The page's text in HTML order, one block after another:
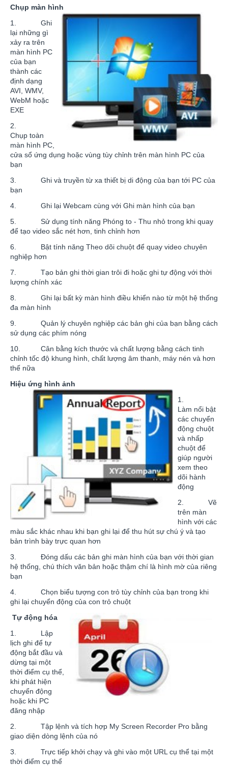
Chụp màn hình
1. Ghi
lại những gì
xảy ra trên
màn hình PC
của bạn
thành các
định dạng
AVI, WMV,
WebM hoặc
EXE
2.
Chụp toàn
màn hình PC,
cửa sổ ứng dụng hoặc vùng tùy chỉnh trên màn hình PC của
bạn
3. Ghi và truyền từ xa thiết bị di động của bạn tới PC của
bạn
4. Ghi lại Webcam cùng với Ghi màn hình của bạn
5. Sử dụng tính năng Phóng to - Thu nhỏ trong khi quay
để tạo video sắc nét hơn, tinh chỉnh hơn
6. Bật tính năng Theo dõi chuột để quay video chuyên
nghiệp hơn
7. Tạo bản ghi thời gian trôi đi hoặc ghi tự động với thời
lượng chính xác
8. Ghi lại bất kỳ màn hình điều khiển nào từ một hệ thống
đa màn hình
9. Quản lý chuyên nghiệp các bản ghi của bạn bằng cách
sử dụng các phím nóng
10. Cân bằng kích thước và chất lượng bằng cách tinh
chỉnh tốc độ khung hình, chất lượng âm thanh, máy nén và hơn
thế nữa
Hiệu ứng hình ảnh
1.
Làm nổi bật
các chuyển
động chuột
và nhấp
chuột để
giúp người
xem theo
dõi hành
động
2. Vẽ
trên màn
hình với các
màu sắc khác nhau khi bạn ghi lại để thu hút sự chú ý và tạo
bản trình bày trực quan hơn
3. Đóng dấu các bản ghi màn hình của bạn với thời gian
hệ thống, chú thích văn bản hoặc thậm chí là hình mờ của riêng
bạn
4. Chọn biểu tượng con trỏ tùy chỉnh của bạn trong khi
ghi lại chuyển động của con trỏ chuột
Tự động hóa
1. Lập
lịch ghi để tự
động bắt đầu và
dừng tại một
thời điểm cụ thể,
khi phát hiện
chuyển động
hoặc khi PC
đăng nhập
2. Tập lệnh và tích hợp My Screen Recorder Pro bằng
giao diện dòng lệnh của nó
3. Trực tiếp khởi chạy và ghi vào một URL cụ thể tại một
thời điểm cụ thể